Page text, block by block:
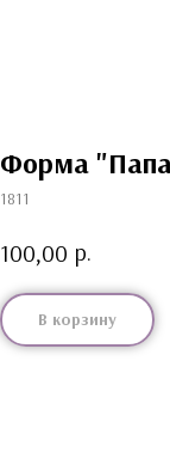
Форма
1811
100,00 р.
В корзину